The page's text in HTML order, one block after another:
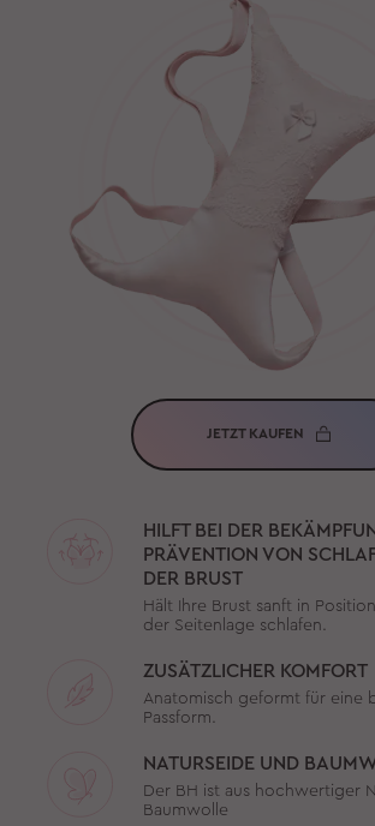
HILFT BEI DER
PRÄVENTION VON
DER BRUST
Hält Ihre Brust sanft in
der Seitenlage schlafen.
ZUSÄTZLICHER KOMFORT
Anatomisch geformt für eine
Passform.
NATURSEIDE UND
Der BH ist aus hochwertiger
Baumwolle
JETZT KAUFEN